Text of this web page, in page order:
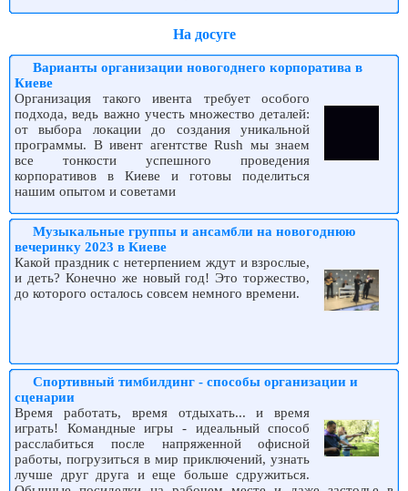
На досуге
Варианты организации новогоднего корпоратива в
Киеве
Организация такого ивента требует особого
подхода, ведь важно учесть множество деталей:
от выбора локации до создания уникальной
программы. В ивент агентстве Rush мы знаем
все тонкости успешного проведения
корпоративов в Киеве и готовы поделиться
нашим опытом и советами
Музыкальные группы и ансамбли на новогоднюю
вечеринку 2023 в Киеве
Какой праздник с нетерпением ждут и взрослые,
и деть? Конечно же новый год! Это торжество,
до которого осталось совсем немного времени.
Спортивный тимбилдинг - способы организации и
сценарии
Время работать, время отдыхать... и время
играть! Командные игры - идеальный способ
расслабиться после напряженной офисной
работы, погрузиться в мир приключений, узнать
лучше друг друга и еще больше сдружиться.